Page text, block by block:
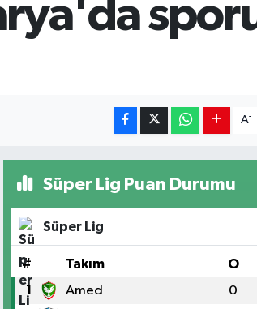
A-
Süper Lig Puan Durumu
Süper Lig
# Takım O
1 Amed 0